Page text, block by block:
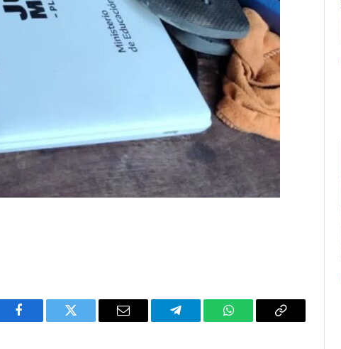
Facebook Twitter Email Telegram WhatsAppCopy